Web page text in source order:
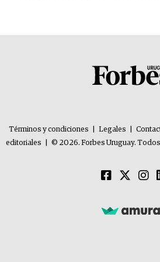
Términos y condiciones Legales
editoriales
© 2026. Forbes Uruguay.